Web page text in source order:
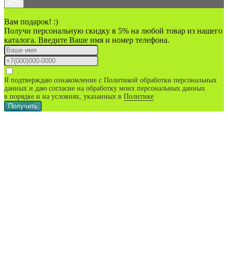
Вам подарок! :)
Получи персональную скидку в 5% на любой товар из нашего
каталога. Введите Ваше имя и номер телефона.
Я подтверждаю ознакомление с Политикой обработки персональных
данных и даю согласие на обработку моих персональных данных
в порядке и на условиях, указанных в Политике
Получить